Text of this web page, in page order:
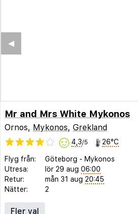
◀︎
Mr and Mrs White Mykonos
Ornos, Mykonos, Grekland
4,3/5 26°C
Flyg från: Göteborg - Mykonos
Utresa:
lör 29 aug 06:00
Retur:
mån 31 aug 20:45
Nätter:
2
Fler val